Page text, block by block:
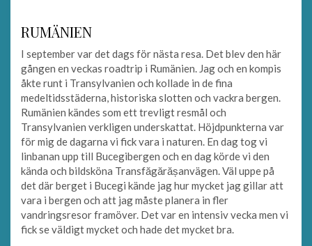
RUMÄNIEN
I september var det dags för nästa resa. Det blev den här
gången en veckas roadtrip i Rumänien. Jag och en kompis
åkte runt i Transylvanien och kollade in de fina
medeltidsstäderna, historiska slotten och vackra bergen.
Rumänien kändes som ett trevligt resmål och
Transylvanien verkligen underskattat. Höjdpunkterna var
för mig de dagarna vi fick vara i naturen. En dag tog vi
linbanan upp till Bucegibergen och en dag körde vi den
kända och bildsköna Transfăgărășanvägen. Väl uppe på
det där berget i Bucegi kände jag hur mycket jag gillar att
vara i bergen och att jag måste planera in fler
vandringsresor framöver. Det var en intensiv vecka men vi
fick se väldigt mycket och hade det mycket bra.